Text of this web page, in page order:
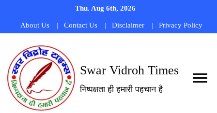
Thu. Aug 6th, 2026
About Us Contact Us Disclaimer Privacy Policy
Swar Vidroh Times
निष्पक्षता ही हमारी पहचान है